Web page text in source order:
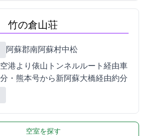
竹の倉山荘
阿蘇郡南阿蘇村中松2065
港より俵山トンネルルート経由車
分・熊本IC57号から新阿蘇大橋経由約50分
空室を探す